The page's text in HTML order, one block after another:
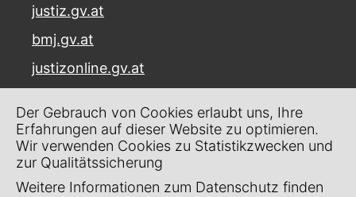
justiz.gv.at
bmj.gv.at
justizonline.gv.at
Museumstraße 7
1070 Wien
Kontakt
Impressum
Der Gebrauch von Cookies erlaubt uns, Ihre
Erfahrungen auf dieser Website zu optimieren.
Wir verwenden Cookies zu Statistikzwecken und
zur Qualitätssicherung
Weitere Informationen zum Datenschutz finden